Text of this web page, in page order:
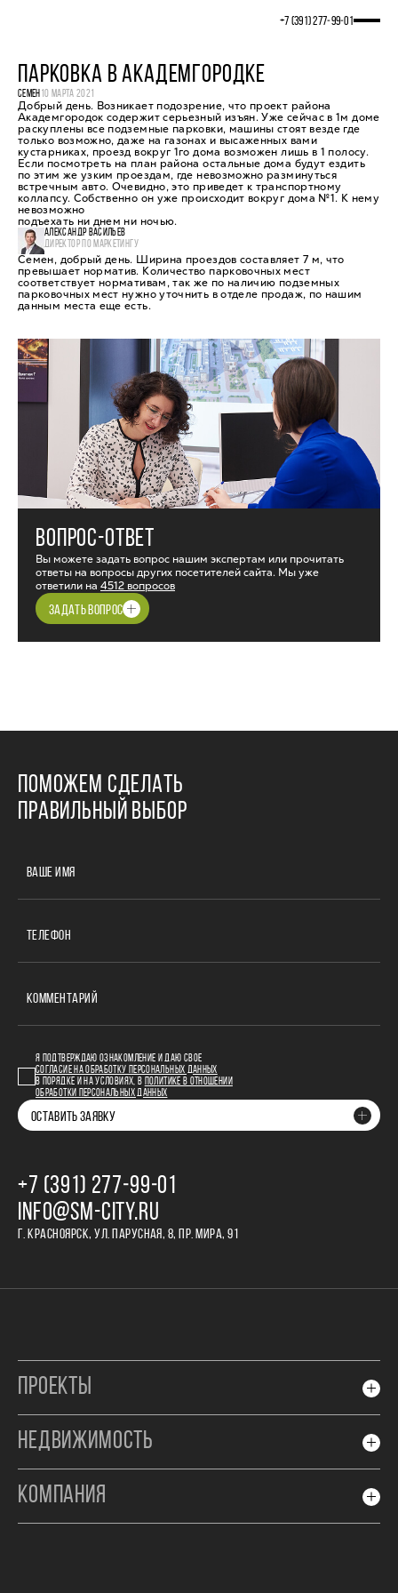
+7 (391) 277‒99‒01
ПАРКОВКА В АКАДЕМГОРОДКЕ
СЕМЕН 10 МАРТА 2021
Добрый день. Возникает подозрение, что проект района
Академгородок содержит серьезный изъян. Уже сейчас в 1м доме
раскуплены все подземные парковки, машины стоят везде где
только возможно, даже на газонах и высаженных вами
кустарниках, проезд вокруг 1го дома возможен лишь в 1 полосу.
Если посмотреть на план района остальные дома будут ездить
по этим же узким проездам, где невозможно разминуться
встречным авто. Очевидно, это приведет к транспортному
коллапсу. Собственно он уже происходит вокруг дома №1. К нему
невозможно
подъехать ни днем ни ночью.
АЛЕКСАНДР ВАСИЛЬЕВ
ДИРЕКТОР ПО МАРКЕТИНГУ
Семен, добрый день. Ширина проездов составляет 7 м, что
превышает норматив. Количество парковочных мест
соответствует нормативам, так же по наличию подземных
парковочных мест нужно уточнить в отделе продаж, по нашим
данным места еще есть.
ВОПРОС-ОТВЕТ
Вы можете задать вопрос нашим экспертам или прочитать
ответы на вопросы других посетителей сайта. Мы уже
ответили на 4512 вопросов
ЗАДАТЬ ВОПРОС
ПОМОЖЕМ СДЕЛАТЬ
ПРАВИЛЬНЫЙ ВЫБОР
ВАШЕ ИМЯ
ТЕЛЕФОН
КОММЕНТАРИЙ
Я ПОДТВЕРЖДАЮ ОЗНАКОМЛЕНИЕ И ДАЮ СВОЕ
СОГЛАСИЕ НА ОБРАБОТКУ ПЕРСОНАЛЬНЫХ ДАННЫХ
В ПОРЯДКЕ И НА УСЛОВИЯХ, В
ПОЛИТИКЕ В ОТНОШЕНИИ
ОБРАБОТКИ ПЕРСОНАЛЬНЫХ ДАННЫХ
ОСТАВИТЬ ЗАЯВКУ
+7 (391) 277‒99‒01
INFO@SM-CITY.RU
Г. КРАСНОЯРСК, УЛ. ПАРУСНАЯ, 8, ПР. МИРА, 91
ПРОЕКТЫ
НЕДВИЖИМОСТЬ
КОМПАНИЯ